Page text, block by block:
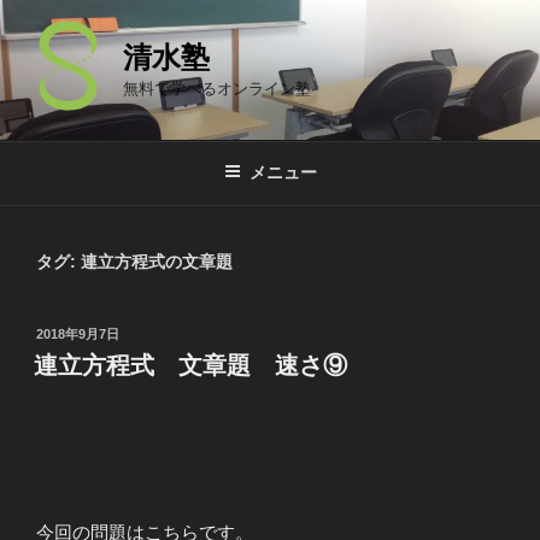
コ
ン
テ
ン
ツ
清水塾
無料で学べるオンライン塾
メニュー
タグ: 連立方程式の文章題
投
稿
日:
2018年9月7日
連立方程式 文章題 速さ⑨
今回の問題はこちらです。